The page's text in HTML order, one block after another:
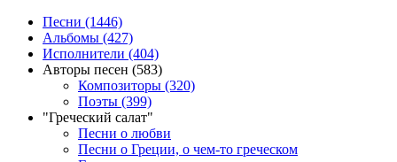
Песни (1446)
Альбомы (427)
Исполнители (404)
Авторы песен (583)
Композиторы (320)
Поэты (399)
"Греческий салат"
Песни о любви
Песни о Греции, о чем-то греческом